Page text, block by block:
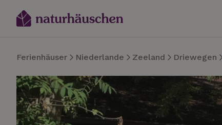
Ferienhäuser Niederlande Zeeland Driewegen